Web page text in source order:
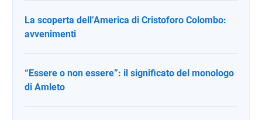
La scoperta dell’America di Cristoforo Colombo:
avvenimenti
“Essere o non essere”: il significato del monologo
di Amleto